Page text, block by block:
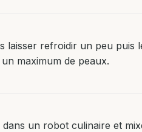
laisser refroidir un peu puis
maximum de peaux.
un robot culinaire et